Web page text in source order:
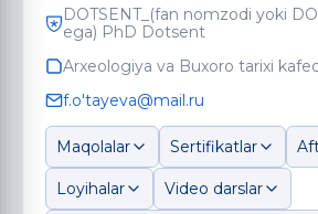
DOTSENT_(fan nomzodi yoki
ega) PhD Dotsent
Arxeologiya va Buxoro tarixi
f.o'tayeva@mail.ru
Maqolalar Sertifikatlar
Loyihalar Video darslar